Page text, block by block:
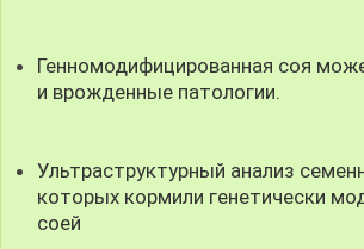
Генномодифицированная соя
и врожденные патологии.
Ультраструктурный анализ
которых кормили генетически
соей